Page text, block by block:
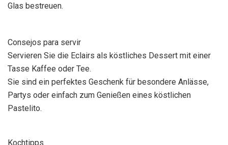
Glas bestreuen.
Consejos para servir
Servieren Sie die Eclairs als köstliches Dessert mit einer
Tasse Kaffee oder Tee.
Sie sind ein perfektes Geschenk für besondere Anlässe,
Partys oder einfach zum Genießen eines köstlichen
Pastelito.
Kochtipps